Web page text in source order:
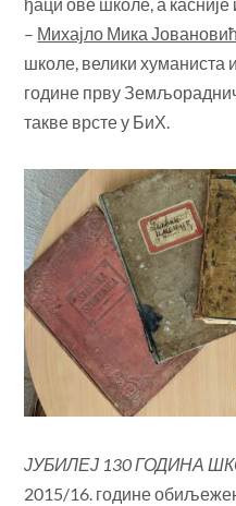
ђаци ове школе, а
– Михајло Мика Јовановић
школе, велики хуманиста
године прву
такве врсте у БиХ.
ЈУБИЛЕЈ 130 ГОДИНА
2015/16. године